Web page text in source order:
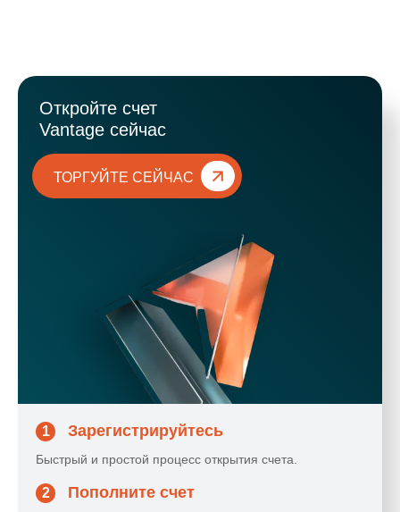
Откройте счет
Vantage сейчас
ТОРГУЙТЕ СЕЙЧАС
1 Зарегистрируйтесь
Быстрый и простой процесс открытия счета.
2 Пополните счет